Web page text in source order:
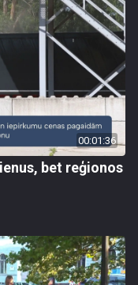
00:01:36
bet reģionos